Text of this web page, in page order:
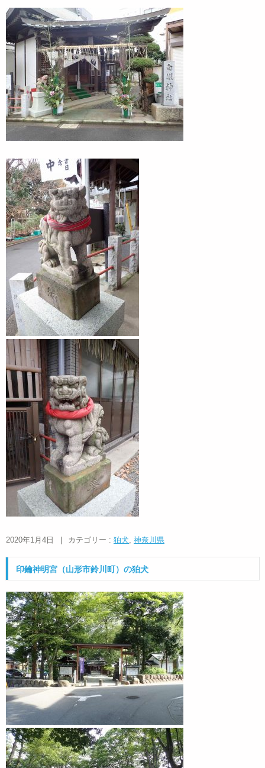
2020年1月4日 | カテゴリー : 狛犬 神奈川県
印鑰神明宮（山形市鈴川町）の狛犬